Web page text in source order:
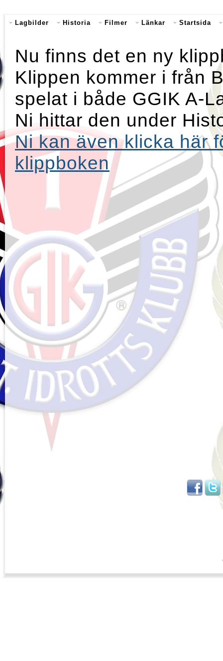
Lagbilder Historia Filmer Länkar Startsida
Nu finns det en ny
Klippen kommer i från
spelat i både GGIK A-
Ni hittar den under
Ni kan även klicka här
klippboken